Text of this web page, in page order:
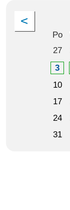
Po
27
3
10
17
24
31